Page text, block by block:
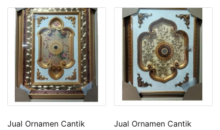
Jual Ornamen Cantik
Jual Ornamen Cantik